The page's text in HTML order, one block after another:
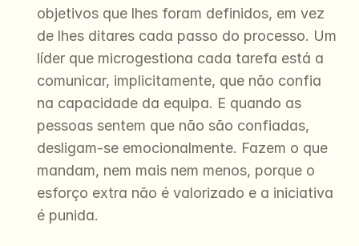
objetivos que lhes foram definidos, em vez
de lhes ditares cada passo do processo. Um
líder que microgestiona cada tarefa está a
comunicar, implicitamente, que não confia
na capacidade da equipa. E quando as
pessoas sentem que não são confiadas,
desligam-se emocionalmente. Fazem o que
mandam, nem mais nem menos, porque o
esforço extra não é valorizado e a iniciativa
é punida.